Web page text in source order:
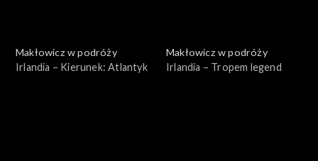
Makłowicz w podróży
Irlandia – Kierunek: Atlantyk
Makłowicz w podróży
Irlandia – Tropem legend